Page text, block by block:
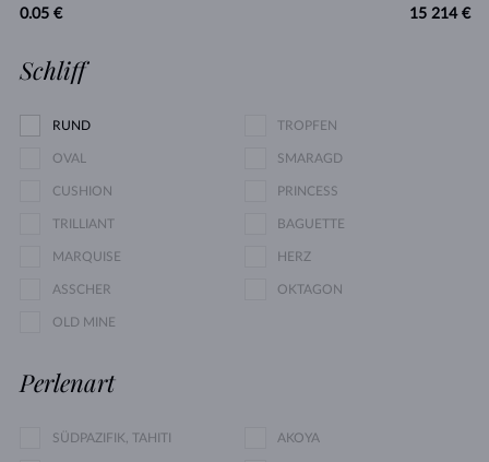
0.05 € 15 214 €
Schliff
RUND TROPFEN
OVAL SMARAGD
CUSHION PRINCESS
TRILLIANT BAGUETTE
MARQUISE HERZ
ASSCHER OKTAGON
OLD MINE
Perlenart
SÜDPAZIFIK, TAHITI AKOYA